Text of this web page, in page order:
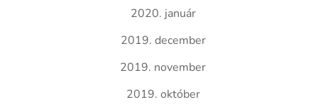
2020. január
2019. december
2019. november
2019. október